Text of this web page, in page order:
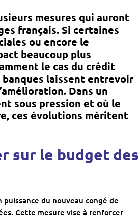
mesures qui auront
français. Si certaines
ou encore le
beaucoup plus
le cas du crédit
banques laissent entrevoir
Dans un
sous pression et où le
ces évolutions méritent
sur le budget des
du nouveau congé de
Cette mesure vise à renforcer